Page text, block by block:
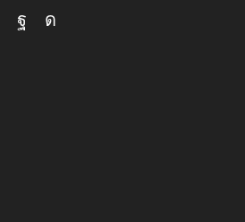
FacebookInstagram